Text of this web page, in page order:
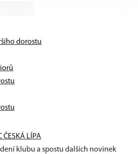
dorostu
LÍPA
klubu a spostu dalších novinek